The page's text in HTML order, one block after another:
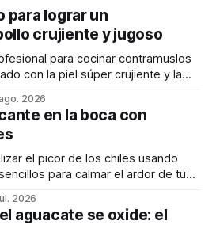
para lograr un
crujiente y jugoso
para cocinar contramuslos
con la piel súper crujiente y la
2026
en la boca con
el picor de los chiles usando
para calmar el ardor de tu
2026
aguacate se oxide: el